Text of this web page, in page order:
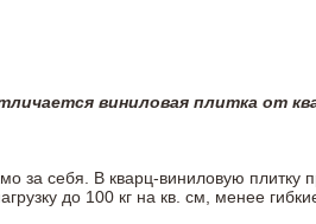
виниловая плитка от
за себя. В кварц-виниловую
до 100 кг на кв. см, менее